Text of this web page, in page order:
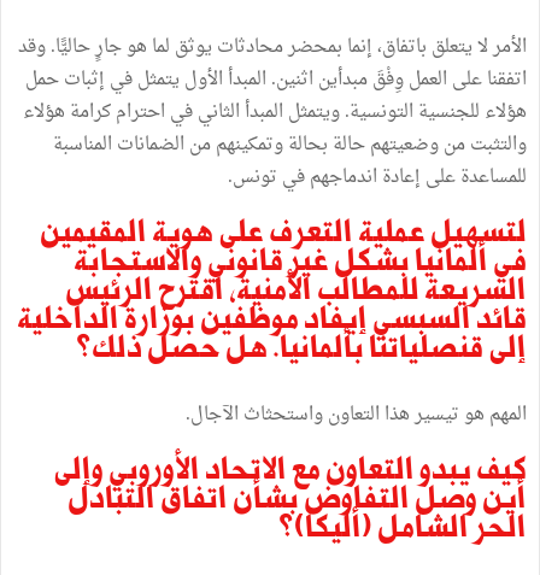
الأمر لا يتعلق باتفاق، إنما بمحضر محادثات يوثق لما هو جارٍ حاليًّا. وقد
اتفقنا على العمل وِفْقَ مبدأين اثنين. المبدأ الأول يتمثل في إثبات حمل
هؤلاء للجنسية التونسية. ويتمثل المبدأ الثاني في احترام كرامة هؤلاء
والتثبت من وضعيتهم حالة بحالة وتمكينهم من الضمانات المناسبة
للمساعدة على إعادة اندماجهم في تونس.
لتسهيل عملية التعرف على هوية المقيمين
في ألمانيا بشكل غير قانوني والاستجابة
السريعة للمطالب الأمنية، اقترح الرئيس
قائد السبسي إيفاد موظفين بوزارة الداخلية
إلى قنصلياتنا بألمانيا. هل حصل ذلك؟
المهم هو تيسير هذا التعاون واستحثاث الآجال.
كيف يبدو التعاون مع الاتحاد الأوروبي وإلى
أين وصل التفاوض بشأن اتفاق التبادل
الحر الشامل (أليكا)؟